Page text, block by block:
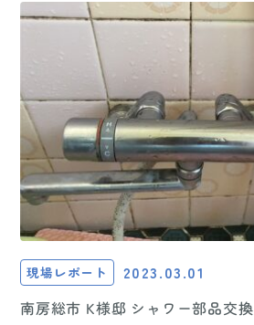
現場レポート 2023.03.01
南房総市 K様邸 シャワー部品交換